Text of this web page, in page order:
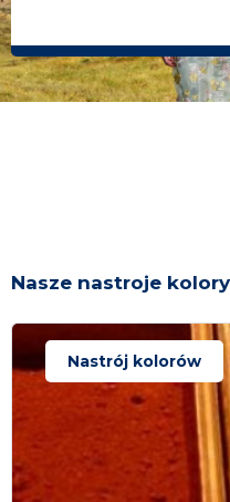
Nasze nastroje
Nastrój kolorów